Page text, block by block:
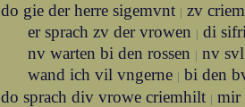
do gie der herre sigemvnt | zv
er sprach zv der vrowen | di
nv warten bi den rossen | nv
wand ich vil vngerne | bi den
do sprach div vrowe criemhilt | mir